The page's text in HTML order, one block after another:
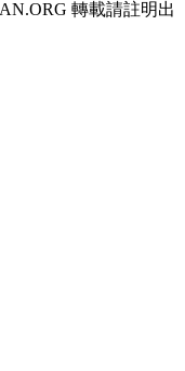
轉載請註明出